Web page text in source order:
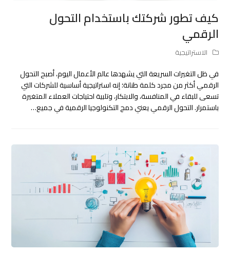
كيف تطور شركتك باستخدام التحول
الرقمي
الاستراتيجية
في ظل التغيرات السريعة التي يشهدها عالم الأعمال اليوم، أصبح التحول
الرقمي أكثر من مجرد كلمة طنانة؛ إنه استراتيجية أساسية للشركات التي
تسعى للبقاء في المنافسة، والابتكار، وتلبية احتياجات العملاء المتغيرة
باستمرار. التحول الرقمي يعني دمج التكنولوجيا الرقمية في جميع…